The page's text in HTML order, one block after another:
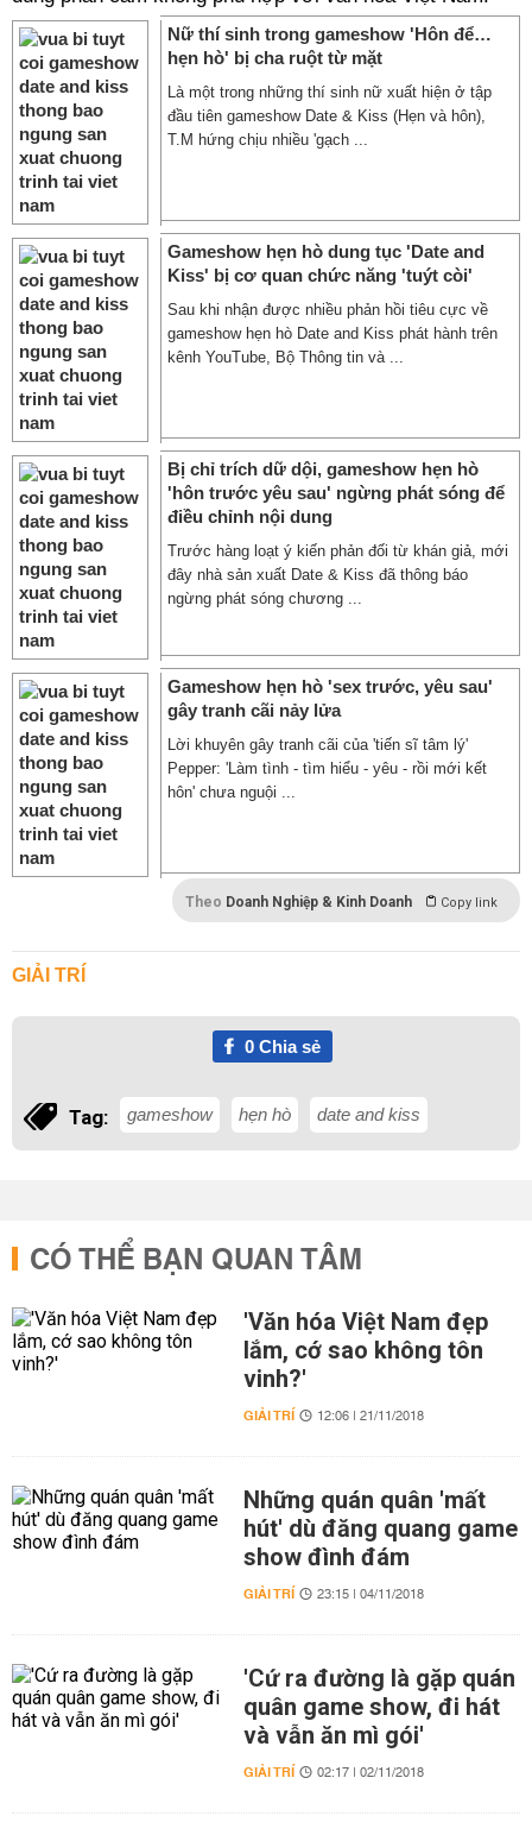
Nữ thí sinh trong gameshow 'Hôn để…
hẹn hò' bị cha ruột từ mặt
Là một trong những thí sinh nữ xuất hiện ở tập
đầu tiên gameshow Date & Kiss (Hẹn và hôn),
T.M hứng chịu nhiều 'gạch ...
Gameshow hẹn hò dung tục 'Date and
Kiss' bị cơ quan chức năng 'tuýt còi'
Sau khi nhận được nhiều phản hồi tiêu cực về
gameshow hẹn hò Date and Kiss phát hành trên
kênh YouTube, Bộ Thông tin và ...
Bị chỉ trích dữ dội, gameshow hẹn hò
'hôn trước yêu sau' ngừng phát sóng để
điều chỉnh nội dung
Trước hàng loạt ý kiến phản đối từ khán giả, mới
đây nhà sản xuất Date & Kiss đã thông báo
ngừng phát sóng chương ...
Gameshow hẹn hò 'sex trước, yêu sau'
gây tranh cãi nảy lửa
Lời khuyên gây tranh cãi của 'tiến sĩ tâm lý'
Pepper: 'Làm tình - tìm hiểu - yêu - rồi mới kết
hôn' chưa nguội ...
Theo Doanh Nghiệp & Kinh Doanh Copy link
GIẢI TRÍ
0Chia sẻ
Tag: gameshow hẹn hò date and kiss
CÓ THỂ BẠN QUAN TÂM
'Văn hóa Việt Nam đẹp
lắm, cớ sao không tôn
vinh?'
GIẢI TRÍ 12:06 | 21/11/2018
Những quán quân 'mất
hút' dù đăng quang game
show đình đám
GIẢI TRÍ 23:15 | 04/11/2018
'Cứ ra đường là gặp quán
quân game show, đi hát
và vẫn ăn mì gói'
GIẢI TRÍ 02:17 | 02/11/2018